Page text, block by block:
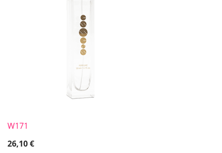
W171
26,10€